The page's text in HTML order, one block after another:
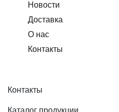
Новости
Доставка
О нас
Контакты
Контакты
Каталог продукции